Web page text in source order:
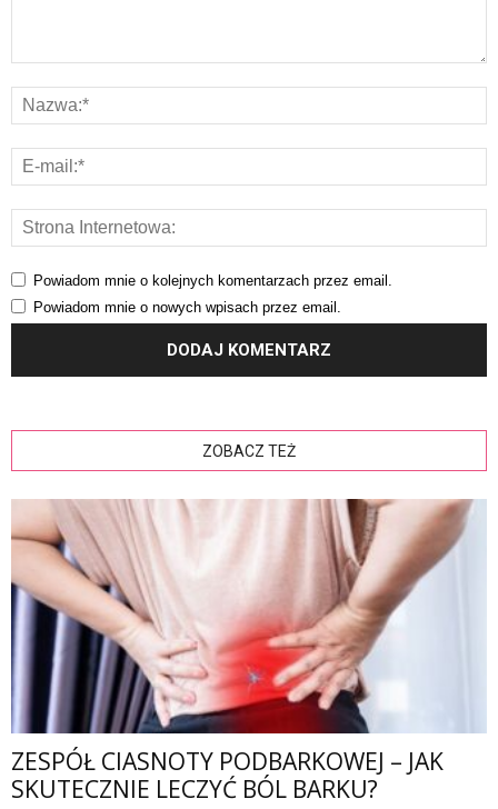
Powiadom mnie o kolejnych komentarzach przez email.
Powiadom mnie o nowych wpisach przez email.
ZOBACZ TEŻ
ZESPÓŁ CIASNOTY PODBARKOWEJ – JAK
SKUTECZNIE LECZYĆ BÓL BARKU?